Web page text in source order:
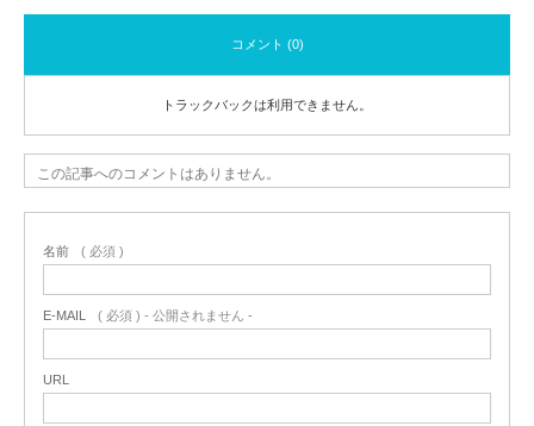
コメント (0)
トラックバックは利用できません。
この記事へのコメントはありません。
名前 ( 必須 )
E-MAIL ( 必須 ) - 公開されません -
URL